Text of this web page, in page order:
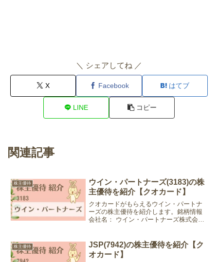
＼ シェアしてね ／
X Facebook はてブ
LINE コピー
関連記事
株主優待
ウイン・パートナーズ(3183)の株
主優待を紹介【クオカード】
クオカードがもらえるウイン・パートナ
ーズの株主優待を紹介します。銘柄情報
会社名： ウイン・パートナーズ株式会社
確定月：3月末日優待内容：クオカード
10...
株主優待
JSP(7942)の株主優待を紹介【ク
オカード】